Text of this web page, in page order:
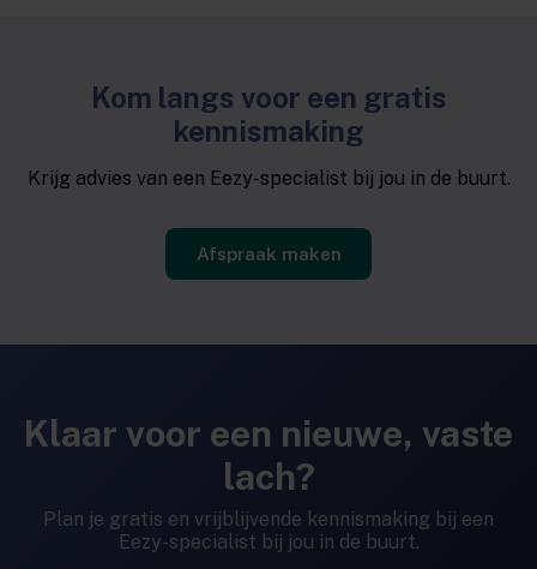
Kom langs voor een gratis
kennismaking
Krijg advies van een Eezy-specialist bij jou in de buurt.
Afspraak maken
Klaar voor een nieuwe, vaste
lach?
Plan je gratis en vrijblijvende kennismaking bij een
Eezy-specialist bij jou in de buurt.